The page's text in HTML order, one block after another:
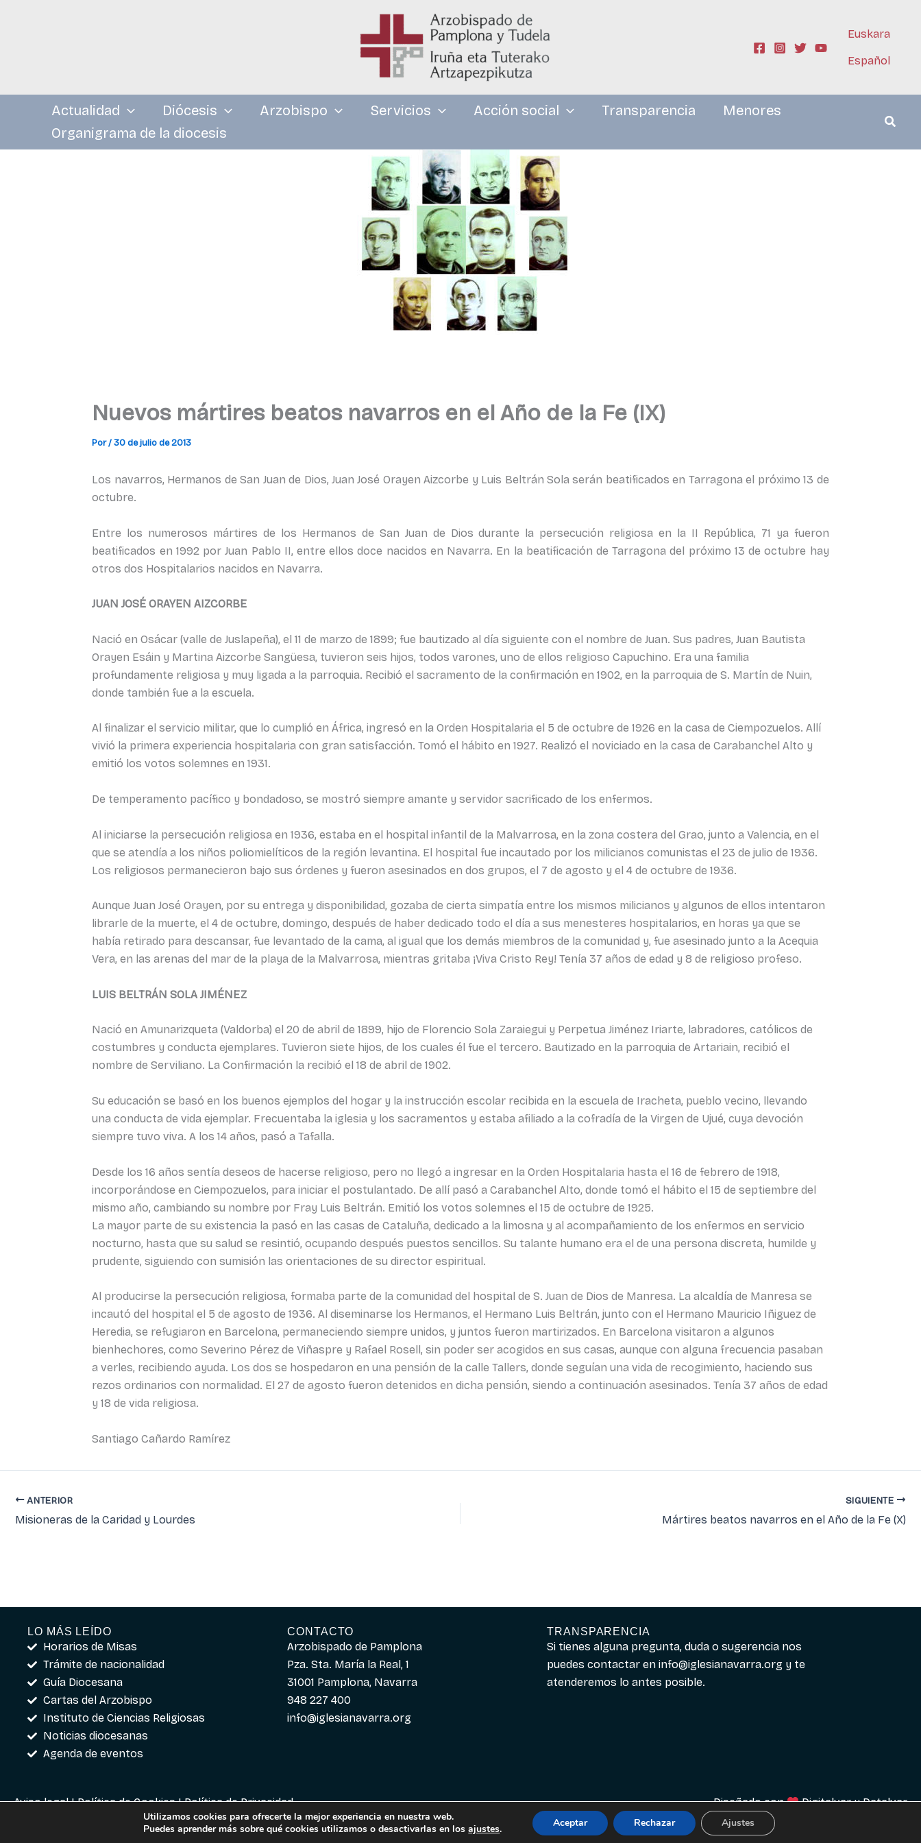
Euskara
Español
Actualidad Diócesis Arzobispo Servicios Acción social Transparencia
Menores
Organigrama de la diocesis
Nuevos mártires beatos navarros en el Año de la Fe (IX)
Por/30 de julio de 2013
Los navarros, Hermanos de San Juan de Dios, Juan José Orayen Aizcorbe y Luis Beltrán Sola serán beatificados en Tarragona el próximo 13 de
octubre.
Entre los numerosos mártires de los Hermanos de San Juan de Dios durante la persecución religiosa en la II República, 71 ya fueron
beatificados en 1992 por Juan Pablo II, entre ellos doce nacidos en Navarra. En la beatificación de Tarragona del próximo 13 de octubre hay
otros dos Hospitalarios nacidos en Navarra.
JUAN JOSÉ ORAYEN AIZCORBE
Nació en Osácar (valle de Juslapeña), el 11 de marzo de 1899; fue bautizado al día siguiente con el nombre de Juan. Sus padres, Juan Bautista
Orayen Esáin y Martina Aizcorbe Sangüesa, tuvieron seis hijos, todos varones, uno de ellos religioso Capuchino. Era una familia
profundamente religiosa y muy ligada a la parroquia. Recibió el sacramento de la confirmación en 1902, en la parroquia de S. Martín de Nuin,
donde también fue a la escuela.
Al finalizar el servicio militar, que lo cumplió en África, ingresó en la Orden Hospitalaria el 5 de octubre de 1926 en la casa de Ciempozuelos. Allí
vivió la primera experiencia hospitalaria con gran satisfacción. Tomó el hábito en 1927. Realizó el noviciado en la casa de Carabanchel Alto y
emitió los votos solemnes en 1931.
De temperamento pacífico y bondadoso, se mostró siempre amante y servidor sacrificado de los enfermos.
Al iniciarse la persecución religiosa en 1936, estaba en el hospital infantil de la Malvarrosa, en la zona costera del Grao, junto a Valencia, en el
que se atendía a los niños poliomielíticos de la región levantina. El hospital fue incautado por los milicianos comunistas el 23 de julio de 1936.
Los religiosos permanecieron bajo sus órdenes y fueron asesinados en dos grupos, el 7 de agosto y el 4 de octubre de 1936.
Aunque Juan José Orayen, por su entrega y disponibilidad, gozaba de cierta simpatía entre los mismos milicianos y algunos de ellos intentaron
librarle de la muerte, el 4 de octubre, domingo, después de haber dedicado todo el día a sus menesteres hospitalarios, en horas ya que se
había retirado para descansar, fue levantado de la cama, al igual que los demás miembros de la comunidad y, fue asesinado junto a la Acequia
Vera, en las arenas del mar de la playa de la Malvarrosa, mientras gritaba ¡Viva Cristo Rey! Tenía 37 años de edad y 8 de religioso profeso.
LUIS BELTRÁN SOLA JIMÉNEZ
Nació en Amunarizqueta (Valdorba) el 20 de abril de 1899, hijo de Florencio Sola Zaraiegui y Perpetua Jiménez Iriarte, labradores, católicos de
costumbres y conducta ejemplares. Tuvieron siete hijos, de los cuales él fue el tercero. Bautizado en la parroquia de Artariain, recibió el
nombre de Serviliano. La Confirmación la recibió el 18 de abril de 1902.
Su educación se basó en los buenos ejemplos del hogar y la instrucción escolar recibida en la escuela de Iracheta, pueblo vecino, llevando
una conducta de vida ejemplar. Frecuentaba la iglesia y los sacramentos y estaba afiliado a la cofradía de la Virgen de Ujué, cuya devoción
siempre tuvo viva. A los 14 años, pasó a Tafalla.
Desde los 16 años sentía deseos de hacerse religioso, pero no llegó a ingresar en la Orden Hospitalaria hasta el 16 de febrero de 1918,
incorporándose en Ciempozuelos, para iniciar el postulantado. De allí pasó a Carabanchel Alto, donde tomó el hábito el 15 de septiembre del
mismo año, cambiando su nombre por Fray Luis Beltrán. Emitió los votos solemnes el 15 de octubre de 1925.
La mayor parte de su existencia la pasó en las casas de Cataluña, dedicado a la limosna y al acompañamiento de los enfermos en servicio
nocturno, hasta que su salud se resintió, ocupando después puestos sencillos. Su talante humano era el de una persona discreta, humilde y
prudente, siguiendo con sumisión las orientaciones de su director espiritual.
Al producirse la persecución religiosa, formaba parte de la comunidad del hospital de S. Juan de Dios de Manresa. La alcaldía de Manresa se
incautó del hospital el 5 de agosto de 1936. Al diseminarse los Hermanos, el Hermano Luis Beltrán, junto con el Hermano Mauricio Iñiguez de
Heredia, se refugiaron en Barcelona, permaneciendo siempre unidos, y juntos fueron martirizados. En Barcelona visitaron a algunos
bienhechores, como Severino Pérez de Viñaspre y Rafael Rosell, sin poder ser acogidos en sus casas, aunque con alguna frecuencia pasaban
a verles, recibiendo ayuda. Los dos se hospedaron en una pensión de la calle Tallers, donde seguían una vida de recogimiento, haciendo sus
rezos ordinarios con normalidad. El 27 de agosto fueron detenidos en dicha pensión, siendo a continuación asesinados. Tenía 37 años de edad
y 18 de vida religiosa.
Santiago Cañardo Ramírez
ANTERIOR
Misioneras de la Caridad y Lourdes
SIGUIENTE
Mártires beatos navarros en el Año de la Fe (X)
LO MÁS LEÍDO
Horarios de Misas
Trámite de nacionalidad
Guía Diocesana
Cartas del Arzobispo
Instituto de Ciencias Religiosas
Noticias diocesanas
Agenda de eventos
CONTACTO
Arzobispado de Pamplona
Pza. Sta. María la Real, 1
31001 Pamplona, Navarra
948 227 400
info@iglesianavarra.org
TRANSPARENCIA
Si tienes alguna pregunta, duda o sugerencia nos
puedes contactar eninfo@iglesianavarra.org y te
atenderemos lo antes posible.
Aviso legal|Política de Cookies|Política de Privacidad Diseñado con DigitalvaryDatalvar
Utilizamos cookies para ofrecerte la mejor experiencia en nuestra web.
Puedes aprender más sobre qué cookies utilizamos o desactivarlas en losajustes. Aceptar Rechazar Ajustes